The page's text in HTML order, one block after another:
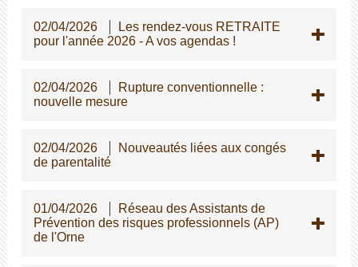
02/04/2026
Les rendez-vous RETRAITE
pour l'année 2026 - A vos agendas !
02/04/2026
Rupture conventionnelle :
nouvelle mesure
02/04/2026
Nouveautés liées aux congés
de parentalité
01/04/2026
Réseau des Assistants de
Prévention des risques professionnels (AP)
de l'Orne